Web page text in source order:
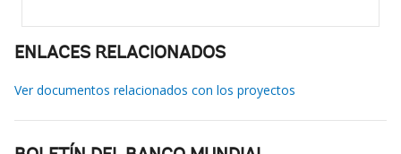
ENLACES RELACIONADOS
Ver documentos relacionados con los proyectos